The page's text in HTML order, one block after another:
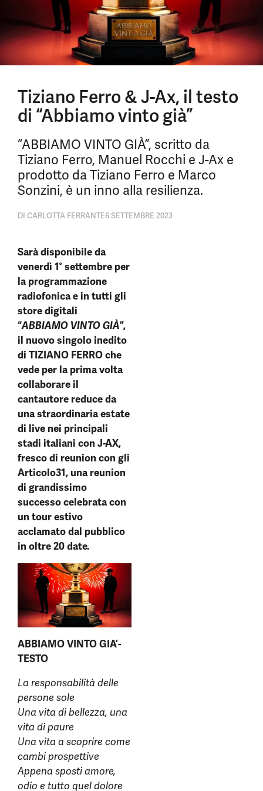
Tiziano Ferro & J-Ax, il testo
di “Abbiamo vinto già”
“ABBIAMO VINTO GIÀ”, scritto da
Tiziano Ferro, Manuel Rocchi e J-Ax e
prodotto da Tiziano Ferro e Marco
Sonzini, è un inno alla resilienza.
DI CARLOTTA FERRANTE6 SETTEMBRE 2023
Sarà disponibile da
venerdì 1° settembre per
la programmazione
radiofonica e in tutti gli
store digitali
“ABBIAMO VINTO GIÀ”,
il nuovo singolo inedito
di TIZIANO FERRO che
vede per la prima volta
collaborare il
cantautore reduce da
una straordinaria estate
di live nei principali
stadi italiani con J-AX,
fresco di reunion con gli
Articolo31, una reunion
di grandissimo
successo celebrata con
un tour estivo
acclamato dal pubblico
in oltre 20 date.
ABBIAMO VINTO GIA’-
TESTO
La responsabilità delle
persone sole
Una vita di bellezza, una
vita di paure
Una vita a scoprire come
cambi prospettive
Appena sposti amore,
odio e tutto quel dolore